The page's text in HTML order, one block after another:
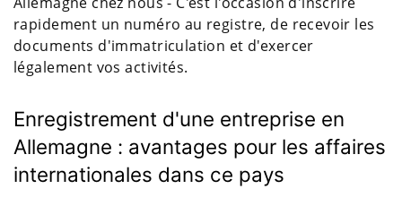
rapidement un numéro au registre, de recevoir les
documents d'immatriculation et d'exercer
légalement vos activités.
Enregistrement d'une entreprise en
Allemagne : avantages pour les affaires
internationales dans ce pays